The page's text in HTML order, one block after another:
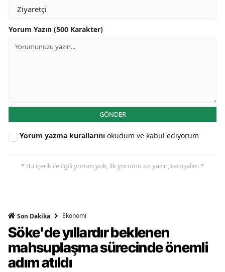
Yorum Yazın (500 Karakter)
GÖNDER
Yorum yazma kurallarını okudum ve kabul ediyorum
* Bu içerik ile ilgili yorum yok, ilk yorumu siz yazın, tartışalım *
Son Dakika Ekonomi
Söke'de yıllardır beklenen
mahsuplaşma sürecinde önemli
adım atıldı